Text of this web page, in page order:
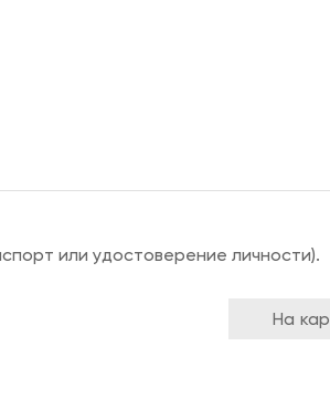
или удостоверение личности).
На